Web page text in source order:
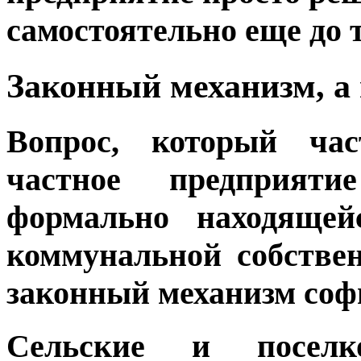
самостоятельно еще до
Законный механизм,
Вопрос, который
частное
формально
коммунальной
законный механизм
Сельские и